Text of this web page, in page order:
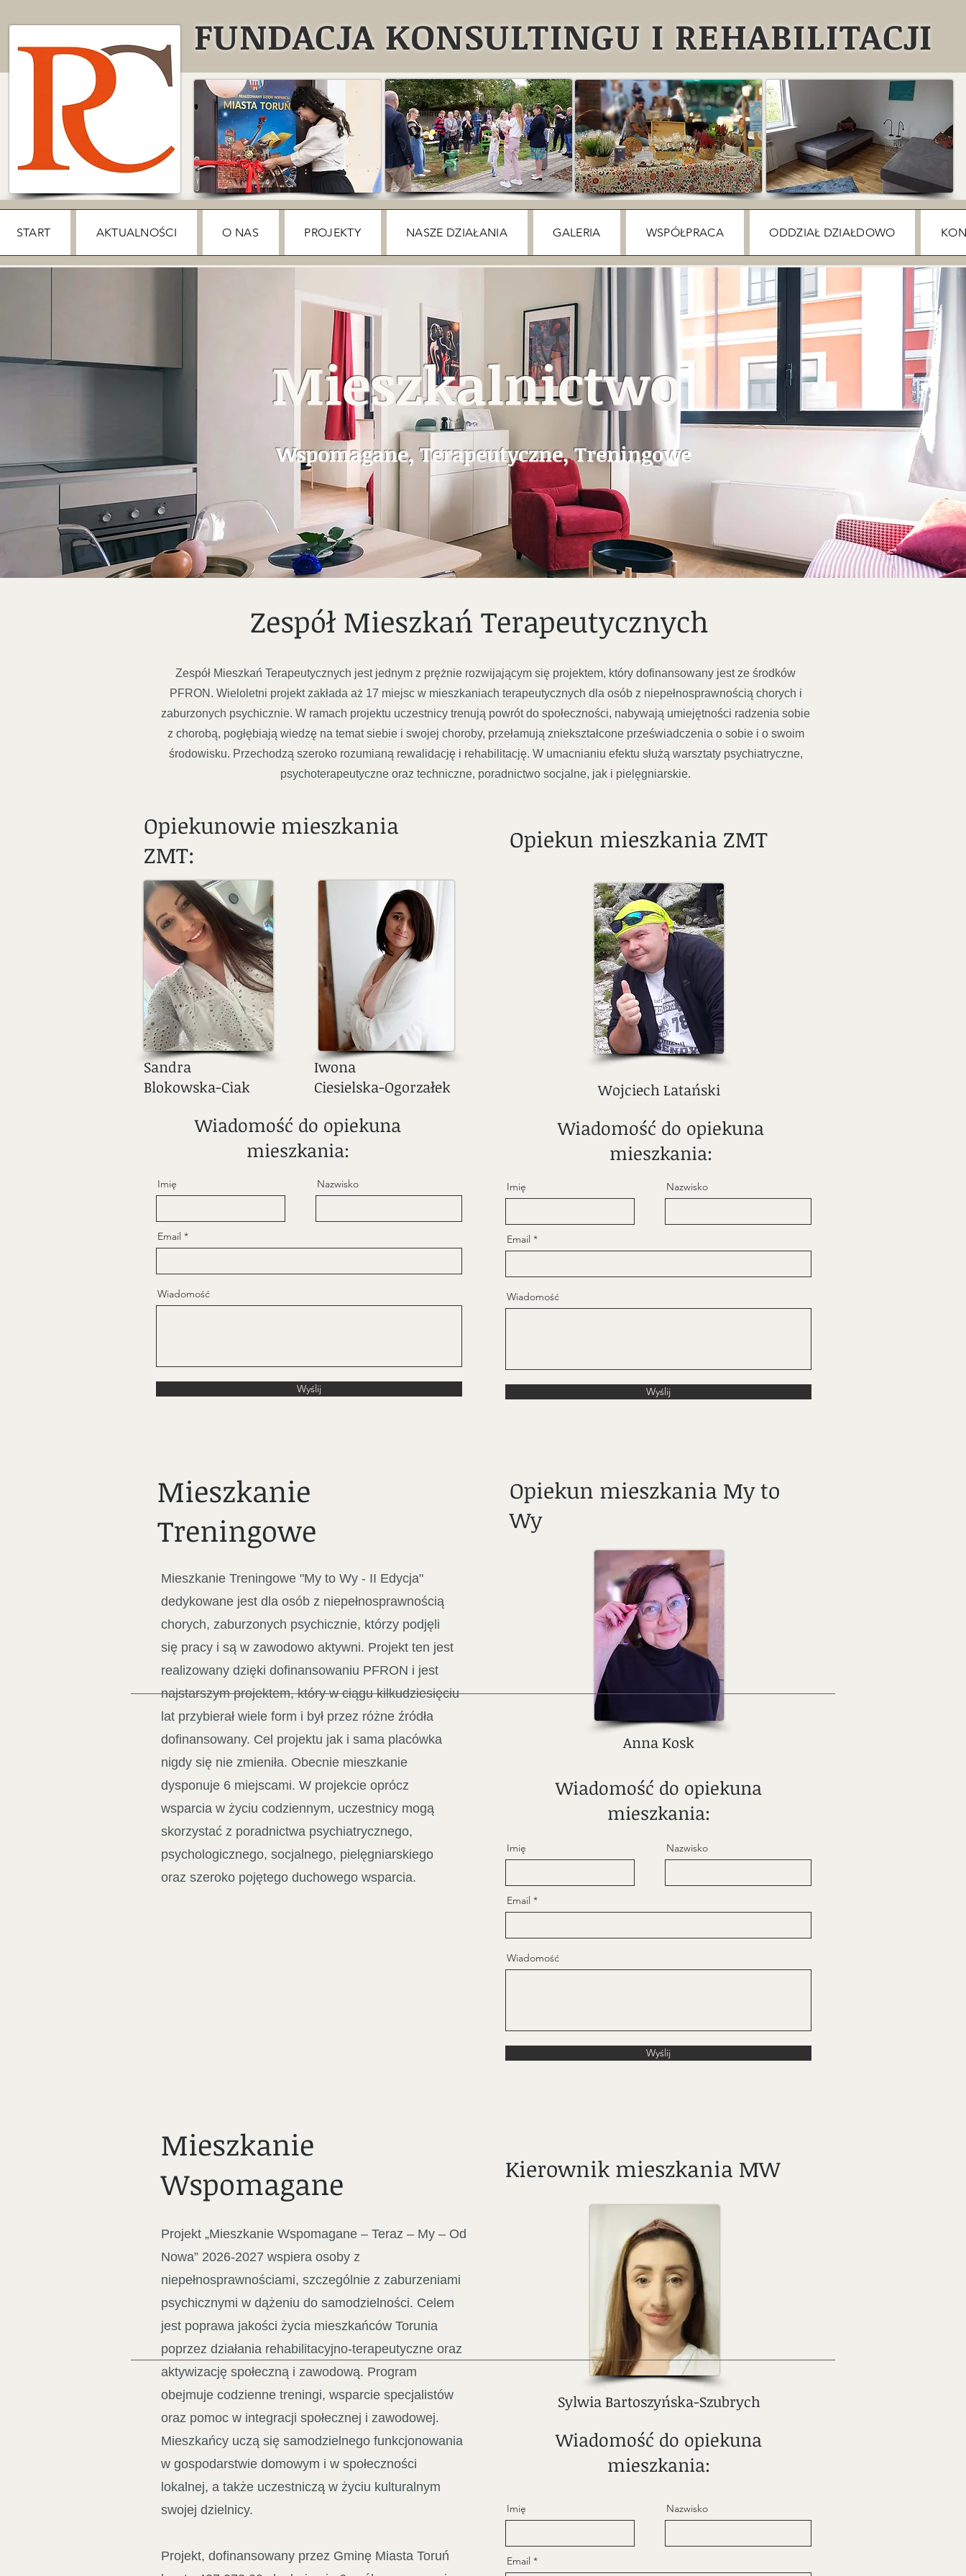
FUNDACJA KONSULTINGU I REHABILITACJI
START AKTUALNOŚCI O NAS PROJEKTY NASZE DZIAŁANIA GALERIA WSPÓŁPRACA ODDZIAŁ DZIAŁDOWO
Mieszkalnictwo
Wspomagane, Terapeutyczne, Treningowe
Zespół Mieszkań Terapeutycznych jest jednym z prężnie rozwijającym się projektem, który dofinansowany jest ze środków
PFRON. Wieloletni projekt zakłada aż 17 miejsc w mieszkaniach terapeutycznych dla osób z niepełnosprawnością chorych i
zaburzonych psychicznie. W ramach projektu uczestnicy trenują powrót do społeczności, nabywają umiejętności radzenia sobie
z chorobą, pogłębiają wiedzę na temat siebie i swojej choroby, przełamują zniekształcone przeświadczenia o sobie i o swoim
środowisku. Przechodzą szeroko rozumianą rewalidację i rehabilitację. W umacnianiu efektu służą warsztaty psychiatryczne,
psychoterapeutyczne oraz techniczne, poradnictwo socjalne, jak i pielęgniarskie.
​Opiekunowie mieszkania
ZMT:
Sandra
Blokowska-Ciak
Iwona
Ciesielska-Ogorzałek
Wiadomość do opiekuna
mieszkania:
Imię Nazwisko
Email
Wiadomość
Wyślij
Mieszkanie
Treningowe
Mieszkanie Treningowe "My to Wy - II Edycja"
dedykowane jest dla osób z niepełnosprawnością
chorych, zaburzonych psychicznie, którzy podjęli
się pracy i są w zawodowo aktywni. Projekt ten jest
realizowany dzięki dofinansowaniu PFRON i jest
najstarszym projektem, który w ciągu kilkudziesięciu
lat przybierał wiele form i był przez różne źródła
dofinansowany. Cel projektu jak i sama placówka
nigdy się nie zmieniła. Obecnie mieszkanie
dysponuje 6 miejscami. W projekcie oprócz
wsparcia w życiu codziennym, uczestnicy mogą
skorzystać z poradnictwa psychiatrycznego,
psychologicznego, socjalnego, pielęgniarskiego
oraz szeroko pojętego duchowego wsparcia.
Mieszkanie
Wspomagane
Projekt „Mieszkanie Wspomagane – Teraz – My – Od
Nowa” 2026-2027 wspiera osoby z
niepełnosprawnościami, szczególnie z zaburzeniami
psychicznymi w dążeniu do samodzielności. Celem
jest poprawa jakości życia mieszkańców Torunia
poprzez działania rehabilitacyjno-terapeutyczne oraz
aktywizację społeczną i zawodową. Program
obejmuje codzienne treningi, wsparcie specjalistów
oraz pomoc w integracji społecznej i zawodowej.
Mieszkańcy uczą się samodzielnego funkcjonowania
w gospodarstwie domowym i w społeczności
lokalnej, a także uczestniczą w życiu kulturalnym
swojej dzielnicy.
Projekt, dofinansowany przez Gminę Miasta Toruń
Opiekun mieszkania ZMT
Wojciech Latański
Wiadomość do opiekuna
mieszkania:
Imię Nazwisko
Email
Wiadomość
Wyślij
Opiekun mieszkania My to
Wy
Anna Kosk
Wiadomość do opiekuna
mieszkania:
Imię Nazwisko
Email
Wiadomość
Wyślij
Kierownik mieszkania MW
Sylwia Bartoszyńska-Szubrych
Wiadomość do opiekuna
mieszkania:
Imię Nazwisko
Email
Zespół Mieszkań Terapeutycznych